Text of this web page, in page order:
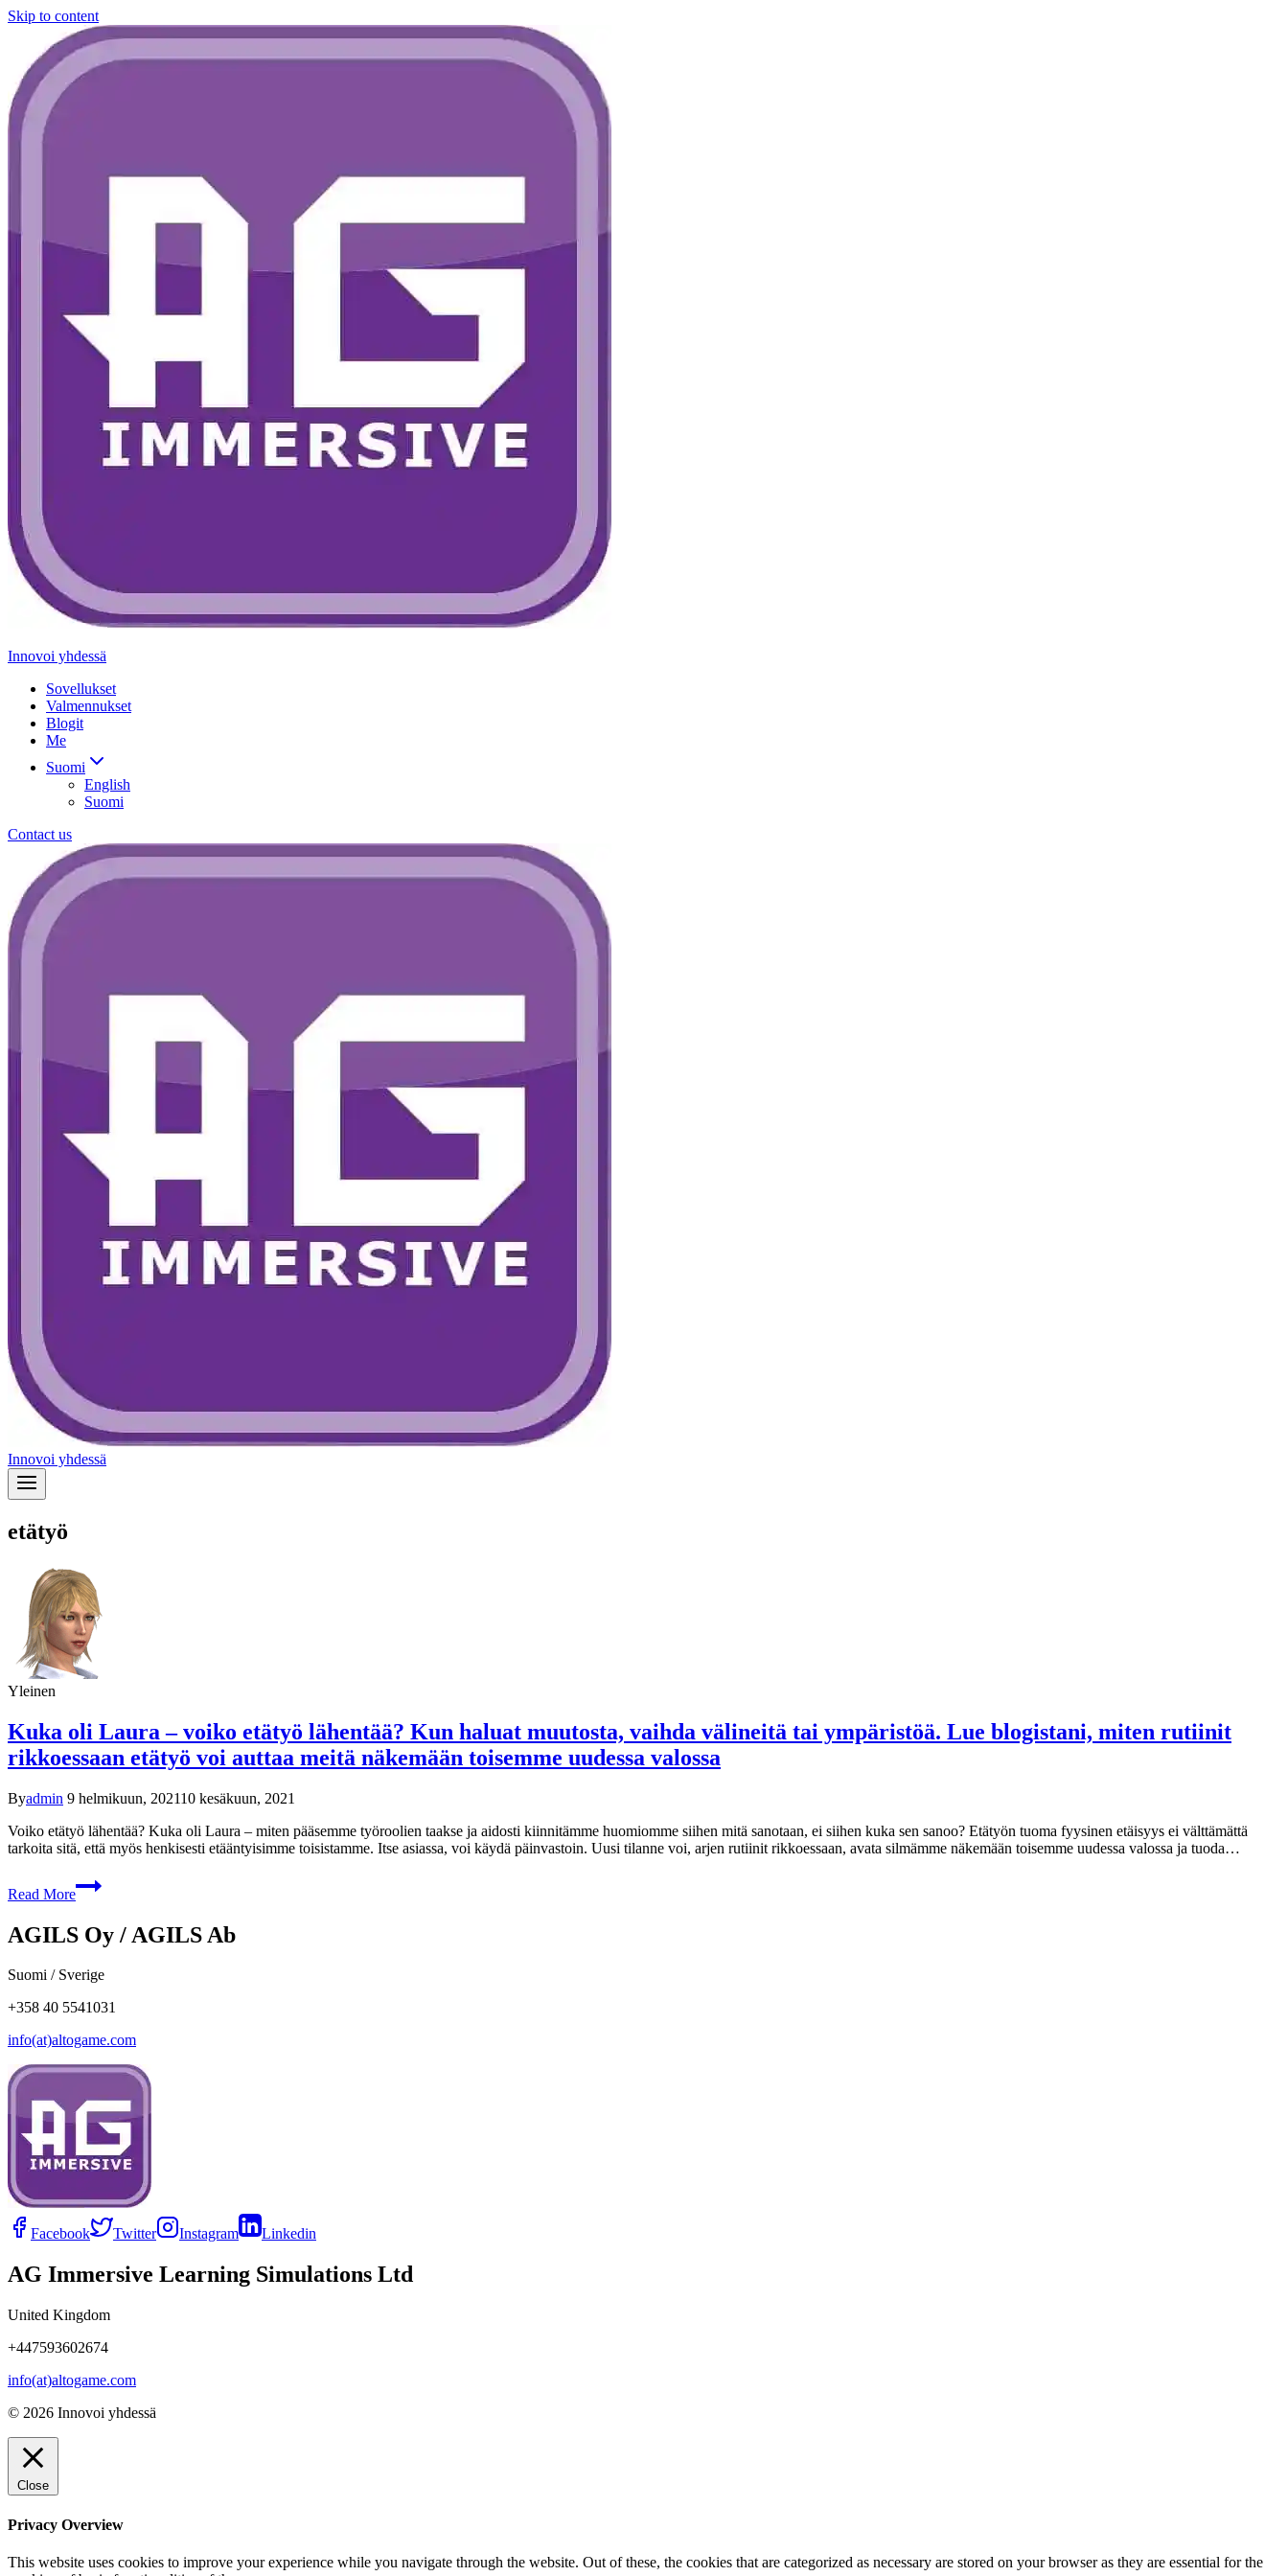
Skip to content
Innovoi yhdessä
Sovellukset
Valmennukset
Blogit
Me
Suomi
English
Suomi
Contact us
Innovoi yhdessä
etätyö
Yleinen
Kuka oli Laura – voiko etätyö lähentää? Kun haluat muutosta, vaihda välineitä tai ympäristöä. Lue blogistani, miten rutiinit
rikkoessaan etätyö voi auttaa meitä näkemään toisemme uudessa valossa
Byadmin 9 helmikuun, 202110 kesäkuun, 2021
Voiko etätyö lähentää? Kuka oli Laura – miten pääsemme työroolien taakse ja aidosti kiinnitämme huomiomme siihen mitä sanotaan, ei siihen kuka sen sanoo? Etätyön tuoma fyysinen etäisyys ei välttämättä
tarkoita sitä, että myös henkisesti etääntyisimme toisistamme. Itse asiassa, voi käydä päinvastoin. Uusi tilanne voi, arjen rutiinit rikkoessaan, avata silmämme näkemään toisemme uudessa valossa ja tuoda…
Read More
AGILS Oy / AGILS Ab
Suomi / Sverige
+358 40 5541031
info(at)altogame.com
Facebook Twitter Instagram Linkedin
AG Immersive Learning Simulations Ltd
United Kingdom
+447593602674
info(at)altogame.com
© 2026 Innovoi yhdessä
Close
Privacy Overview
This website uses cookies to improve your experience while you navigate through the website. Out of these, the cookies that are categorized as necessary are stored on your browser as they are essential for the